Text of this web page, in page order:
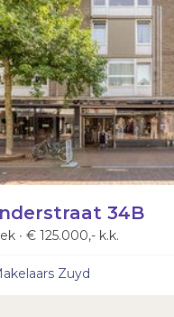
34B
∙ € 125.000,- k.k.
Zuyd